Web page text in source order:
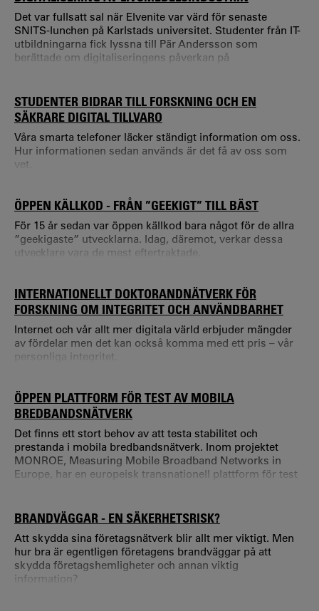
Det var fullsatt sal när Elvenite var värd för senaste
SNITS-lunchen på Karlstads universitet. Studenter från IT-
utbildningarna fick lyssna till Pär Andersson som
berättade om digitaliseringens påverkan på
STUDENTER BIDRAR TILL FORSKNING OCH EN
SÄKRARE DIGITAL TILLVARO
Våra smarta telefoner läcker ständigt information om oss.
Hur informationen sedan används är det få av oss som
vet.
ÖPPEN KÄLLKOD - FRÅN ”GEEKIGT” TILL BÄST
För 15 år sedan var öppen källkod bara något för de allra
”geekigaste” utvecklarna. Idag, däremot, verkar dessa
utvecklare vara de mest eftertraktade.
INTERNATIONELLT DOKTORANDNÄTVERK FÖR
FORSKNING OM INTEGRITET OCH ANVÄNDBARHET
Internet och vår allt mer digitala värld erbjuder mängder
av fördelar men det kan också komma med ett pris – vår
personliga integritet.
ÖPPEN PLATTFORM FÖR TEST AV MOBILA
BREDBANDSNÄTVERK
Det finns ett stort behov av att testa stabilitet och
prestanda i mobila bredbandsnätverk. Inom projektet
MONROE, Measuring Mobile Broadband Networks in
Europe, har en europeisk transnationell plattform för test
BRANDVÄGGAR - EN SÄKERHETSRISK?
Att skydda sina företagsnätverk blir allt mer viktigt. Men
hur bra är egentligen företagens brandväggar på att
skydda företagshemligheter och annan viktig
information?